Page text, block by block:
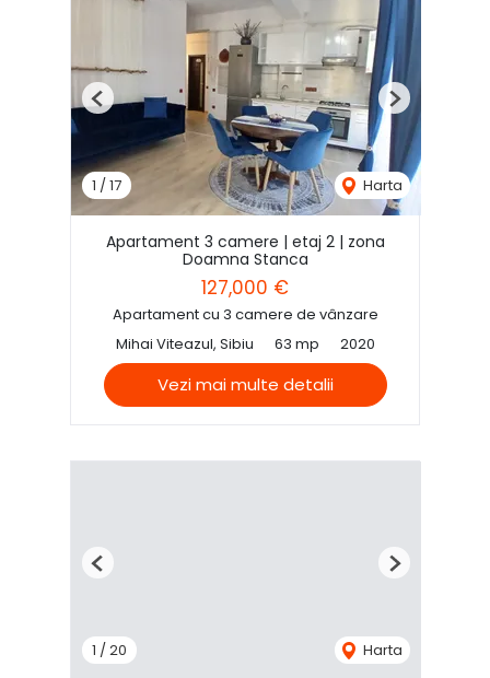
1 / 17 Harta
Previous Next
Apartament 3 camere | etaj 2 | zona
Doamna Stanca
127,000 €
Apartament cu 3 camere de vânzare
Mihai Viteazul, Sibiu
63 mp 2020
Vezi mai multe detalii
1 / 20 Harta
Previous Next